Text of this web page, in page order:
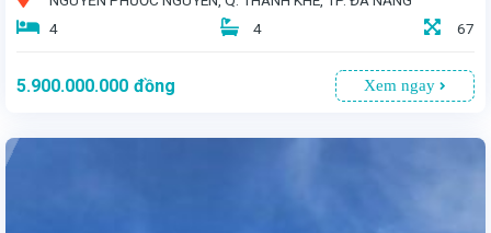
4
4 67
5.900.000.000 đồng Xem ngay